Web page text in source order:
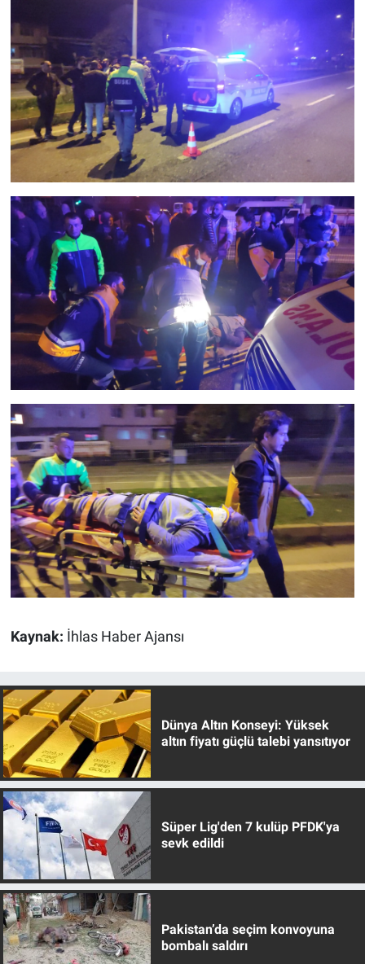
Kaynak: İhlas Haber Ajansı
Dünya Altın Konseyi: Yüksek
altın fiyatı güçlü talebi yansıtıyor
Süper Lig'den 7 kulüp PFDK'ya
sevk edildi
Pakistan’da seçim konvoyuna
bombalı saldırı